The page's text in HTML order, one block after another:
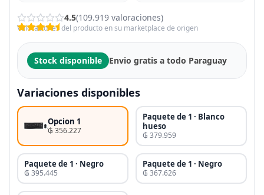
4.5(109.919 valoraciones)
Valoraciones del producto en su marketplace de origen
Stock disponible Envio gratis a todo Paraguay
Variaciones disponibles
Opcion 1
₲ 356.227
Paquete de 1 · Blanco
hueso
₲ 379.959
Paquete de 1 · Negro
₲ 395.445
Paquete de 1 · Negro
₲ 367.626